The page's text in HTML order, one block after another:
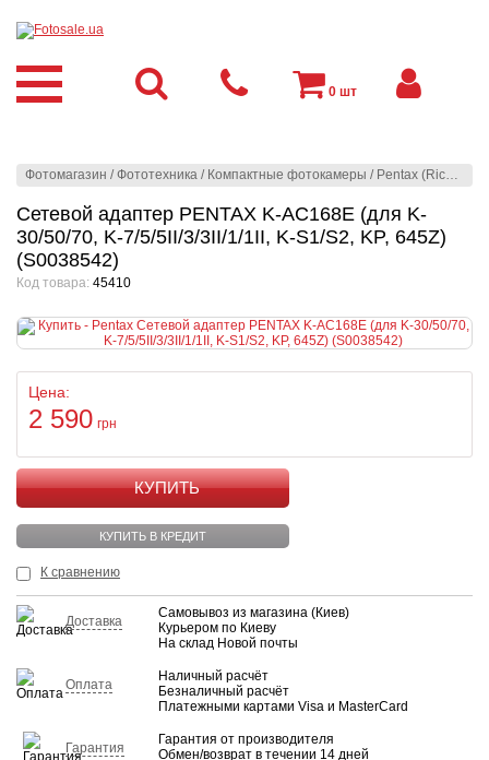
Фотомагазин /Фототехника / Компактные фотокамеры / Pentax (Ricoh)
Сетевой адаптер PENTAX K-AC168E (для K-
30/50/70, K-7/5/5II/3/3II/1/1II, K-S1/S2, KP, 645Z)
(S0038542)
Код товара: 45410
Цена:
2 590 грн
КУПИТЬ
КУПИТЬ В КРЕДИТ
К сравнению
Доставка
Самовывоз из магазина (Киев)
Курьером по Киеву
На склад Новой почты
Оплата
Наличный расчёт
Безналичный расчёт
Платежными картами Visa и MasterCard
Гарантия
Гарантия от производителя
Обмен/возврат в течении 14 дней
0 шт